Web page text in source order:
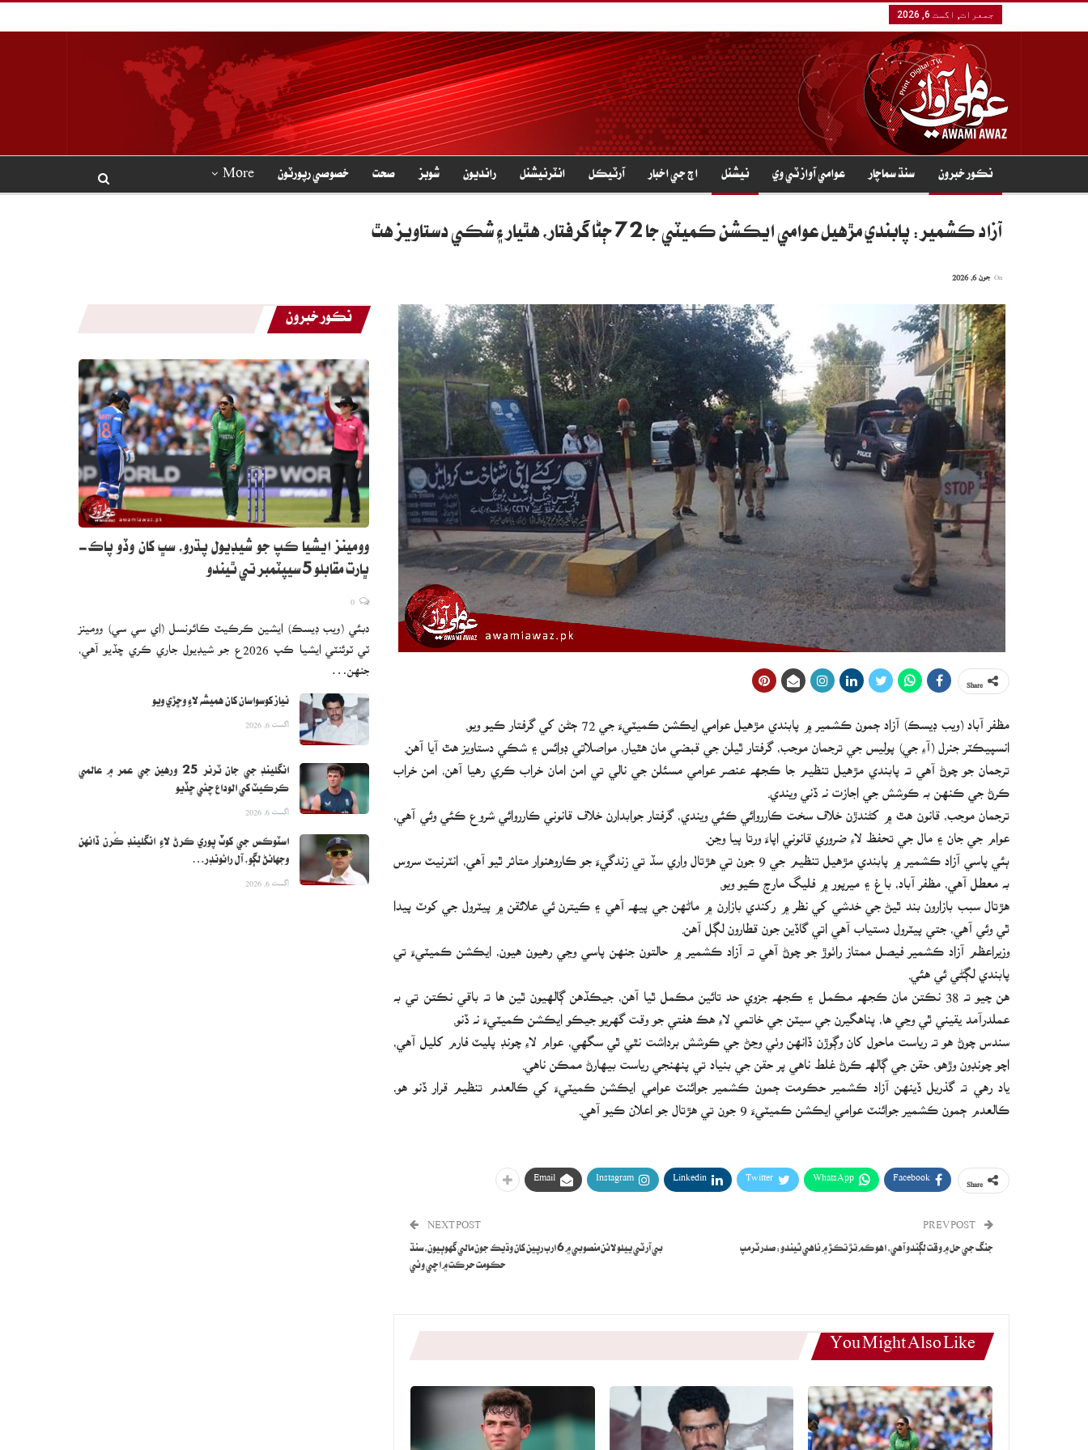
جمعرات, اگست 6, 2026
نڪور خبرون سنڌ سماچار عوامي آواز ٽي وي نيشنل اڄ جي اخبار آرٽيڪل انٽرنيشنل رانديون شوبز صحت خصوصي رپورٽون More
آزاد ڪشمير: پابندي مڙهيل عوامي ايڪشن ڪميٽي جا 72 ڄڻا گرفتار، هٿيار ۽ شڪي دستاويز هٿ
مظفر آباد (ويب ڊيسڪ) آزاد ڄمون ڪشمير ۾ پابندي مڙهيل عوامي ايڪشن ڪميٽيءَ جي 72 ڄڻن کي گرفتار ڪيو ويو.
انسپيڪٽر جنرل (آءِ جي) پوليس جي ترجمان موجب، گرفتار ٿيلن جي قبضي مان هٿيار، مواصلاتي ڊوائس ۽ شڪي دستاويز هٿ آيا آهن.
ترجمان جو چوڻ آهي ته پابندي مڙهيل تنظيم جا ڪجهه عنصر عوامي مسئلن جي نالي تي امن امان خراب ڪري رهيا آهن، امن خراب
ڪرڻ جي ڪنهن به ڪوشش جي اجازت نه ڏني ويندي.
ترجمان موجب، قانون هٿ ۾ کڻندڙن خلاف سخت ڪارروائي ڪئي ويندي، گرفتار جوابدارن خلاف قانوني ڪارروائي شروع ڪئي وئي آهي،
عوام جي جان ۽ مال جي تحفظ لاءِ ضروري قانوني اپاءَ ورتا پيا وڃن.
ٻئي پاسي آزاد ڪشمير ۾ پابندي مڙهيل تنظيم جي 9 جون تي هڙتال واري سڏ تي زندگيءَ جو ڪاروهنوار متاثر ٿيو آهي، انٽرنيٽ سروس
به معطل آهي، مظفر آباد، باغ ۽ ميرپور ۾ فليگ مارچ ڪيو ويو.
هڙتال سبب بازارون بند ٿيڻ جي خدشي کي نظر ۾ رکندي بازارن ۾ ماڻهن جي پيهه آهي ۽ ڪيترن ئي علائقن ۾ پيٽرول جي کوٽ پيدا
ٿي وئي آهي، جتي پيٽرول دستياب آهي اتي گاڏين جون قطارون لڳل آهن.
وزيراعظم آزاد ڪشمير فيصل ممتاز راٺوڙ جو چوڻ آهي ته آزاد ڪشمير ۾ حالتون جنهن پاسي وڃي رهيون هيون، ايڪشن ڪميٽيءَ تي
پابندي لڳڻي ئي هئي.
هن چيو ته 38 نڪتن مان ڪجهه مڪمل ۽ ڪجهه جزوي حد تائين مڪمل ٿيا آهن، جيڪڏهن ڳالهيون ٿين ها ته باقي نڪتن تي به
عملدرآمد يقيني ٿي وڃي ها، پناهگيرن جي سيٽن جي خاتمي لاءِ هڪ هفتي جو وقت گهريو جيڪو ايڪشن ڪميٽيءَ نه ڏنو.
سندس چوڻ هو ته رياست ماحول کان وڳوڙن ڏانهن وٺي وڃڻ جي ڪوشش برداشت نٿي ٿي سگهي، عوام لاءِ چونڊ پليٽ فارم کليل آهي،
اچو چونڊون وڙهو، حقن جي ڳالهه ڪرڻ غلط ناهي پر حقن جي بنياد تي پنهنجي رياست بيهارڻ ممڪن ناهي.
ياد رهي ته گذريل ڏينهن آزاد ڪشمير حڪومت ڄمون ڪشمير جوائنٽ عوامي ايڪشن ڪميٽيءَ کي ڪالعدم تنظيم قرار ڏنو هو،
ڪالعدم ڄمون ڪشمير جوائنٽ عوامي ايڪشن ڪميٽيءَ 9 جون تي هڙتال جو اعلان ڪيو آهي.
Facebook
WhatsApp
Twitter
Linkedin
Instagram
Email
جنگ جي حل ۾ وقت لڳندو آهي، اهو ڪم تڙ تڪڙ ۾ ناهي ٿيندو: صدر ٽرمپ
NEXT POST
بي آر ٽي ييلو لائن منصوبي ۾ 6 ارب رپين کان وڌيڪ جون مالي گهوٻيون، سنڌ
حڪومت حرڪت ۾ اچي وئي
You Might Also Like
نڪور خبرون
وومينز ايشيا ڪپ جو شيڊيول پڌرو، سڀ کان وڏو پاڪ-
ڀارت مقابلو 5 سيپٽمبر تي ٿيندو
دبئي (ويب ڊيسڪ) ايشين ڪرڪيٽ ڪائونسل (اي سي سي) وومينز
ٽي ٽوئنٽي ايشيا ڪپ 2026ع جو شيڊيول جاري ڪري ڇڏيو آهي،
نياز کوسواسان کان هميشه لاءِ وڇڙي ويو
اگست 6, 2026
انگلينڊ جي جان ٽرنر 25 ورهين جي عمر ۾ عالمي
ڪرڪيٽ کي الوداع چئي ڇڏيو
اگست 6, 2026
اسٽوڪس جي کوٽ پوري ڪرڻ لاءِ انگلينڊ ڪُرن ڏانهن
وجهائڻ لڳو، آل رائونڊر…
اگست 6, 2026